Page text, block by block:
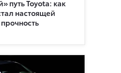
путь Toyota: как
настоящей